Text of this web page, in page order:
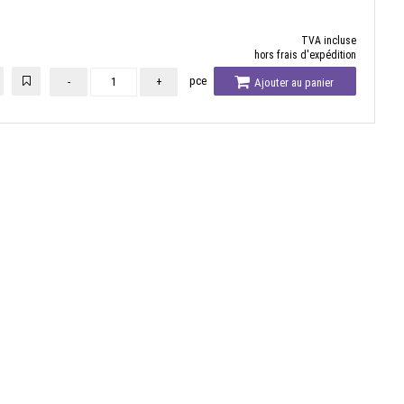
TVA incluse
hors frais d'expédition
- + pce Ajouter au panier